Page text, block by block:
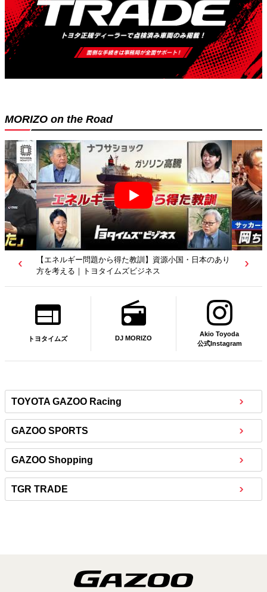
MORIZO on the Road
国・日本のあり 【若者たちへ】岡田武史さんが“特別授業”で語ったこと
｜サッカー日本代表元監督｜トヨタイムズニュース
トヨタイムズ DJ MORIZO
Akio Toyoda
公式Instagram
TOYOTA GAZOO Racing
GAZOO SPORTS
GAZOO Shopping
TGR TRADE